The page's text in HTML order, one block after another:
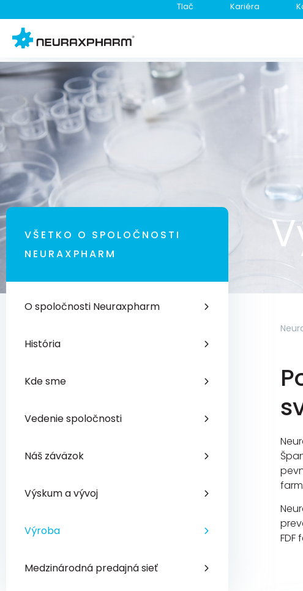
Tlač Kariéra
VŠETKO O SPOLOČNOSTI
NEURAXPHARM
O spoločnosti Neuraxpharm
História
Kde sme
Vedenie spoločnosti
Náš záväzok
Výskum a vývoj
Výroba
Medzinárodná predajná sieť